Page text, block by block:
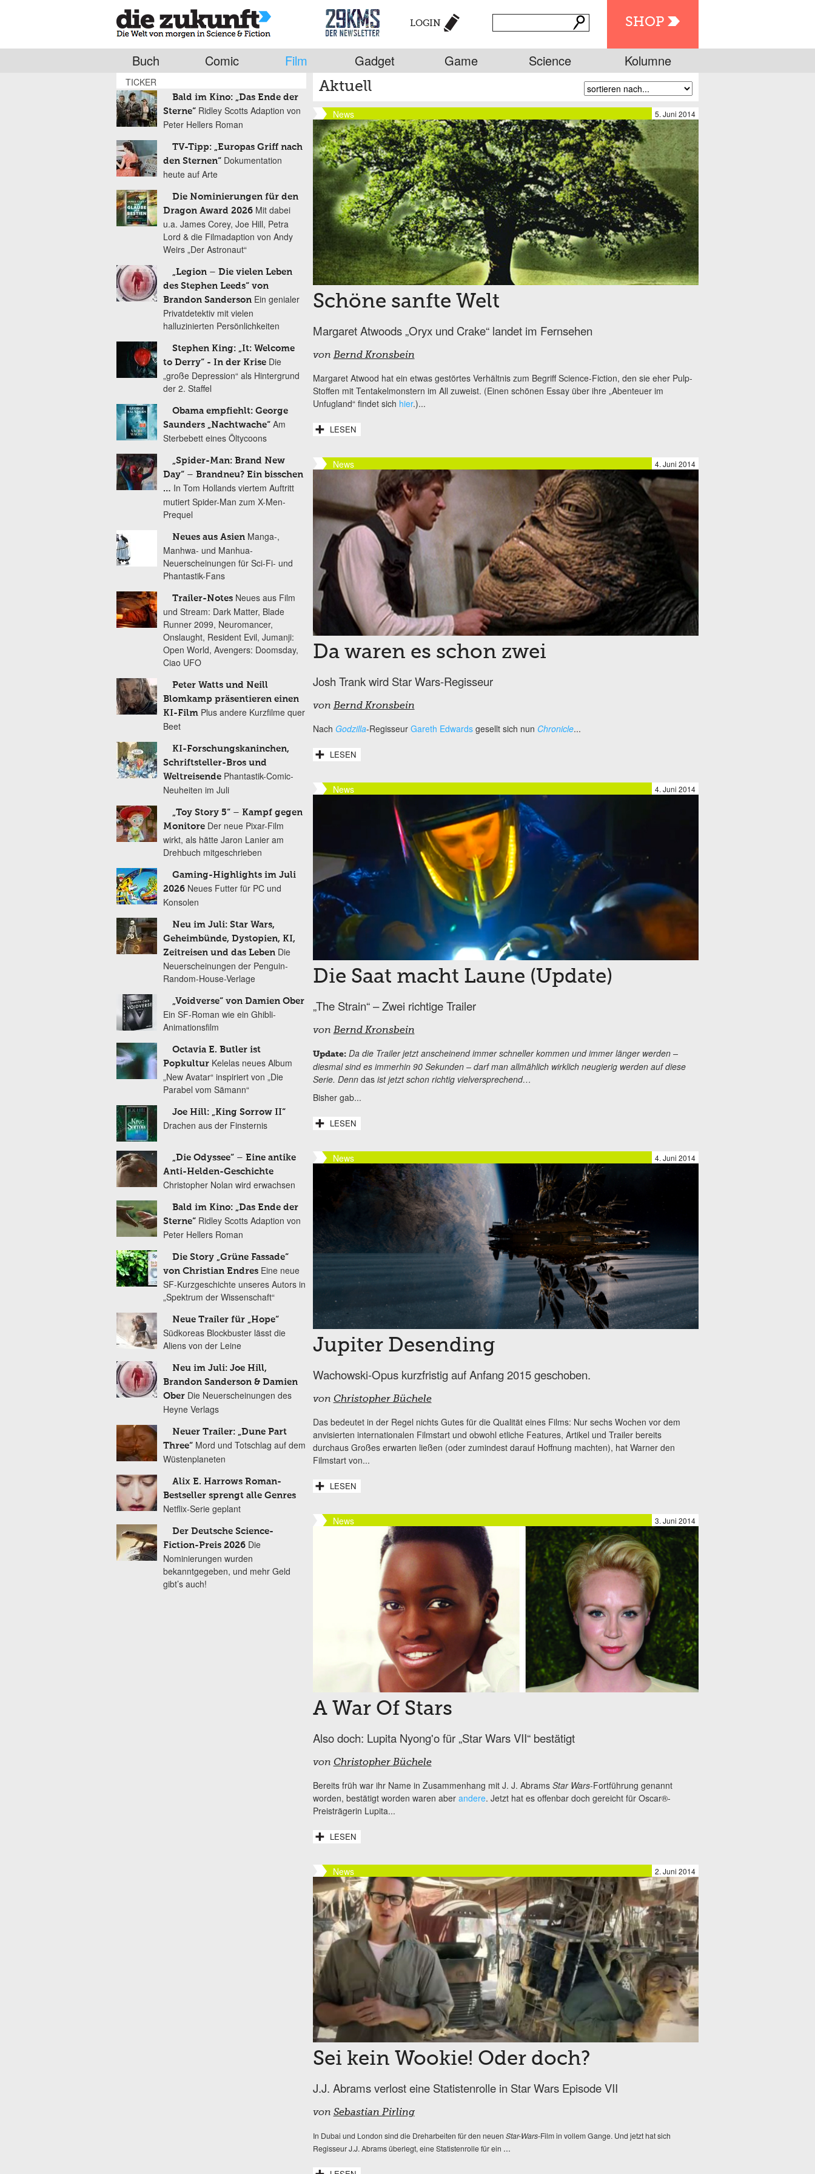
SHOP
LOGIN
Buch Comic Film Gadget Game Science Kolumne
Aktuell
News 5. Juni 2014
Schöne sanfte Welt
Margaret Atwoods „Oryx und Crake“ landet im Fernsehen
von Bernd Kronsbein
Margaret Atwood hat ein etwas gestörtes Verhältnis zum Begriff Science-Fiction, den sie eher Pulp-
Stoffen mit Tentakelmonstern im All zuweist. (Einen schönen Essay über ihre „Abenteuer im
Unfugland“ findet sich hier.)...
LESEN
News 4. Juni 2014
Da waren es schon zwei
Josh Trank wird Star Wars-Regisseur
von Bernd Kronsbein
Nach Godzilla-Regisseur Gareth Edwardsgesellt sich nun Chronicle...
LESEN
News 4. Juni 2014
Die Saat macht Laune (Update)
„The Strain“ – Zwei richtige Trailer
von Bernd Kronsbein
Update: Da die Trailer jetzt anscheinend immer schneller kommen und immer länger werden –
diesmal sind es immerhin 90 Sekunden – darf man allmählich wirklich neugierig werden auf diese
Serie. Denn dasist jetzt schon richtig vielversprechend…
Bisher gab...
LESEN
News 4. Juni 2014
Jupiter Desending
Wachowski-Opus kurzfristig auf Anfang 2015 geschoben.
von Christopher Büchele
Das bedeutet in der Regel nichts Gutes für die Qualität eines Films: Nur sechs Wochen vor dem
anvisierten internationalen Filmstart und obwohl etliche Features, Artikel und Trailer bereits
durchaus Großes erwarten ließen (oder zumindest darauf Hoffnung machten), hat Warner den
Filmstart von...
LESEN
News 3. Juni 2014
A War Of Stars
Also doch: Lupita Nyong'o für „Star Wars VII“ bestätigt
von Christopher Büchele
Bereits früh war ihr Name in Zusammenhang mit J. J. Abrams Star Wars-Fortführung genannt
worden, bestätigt worden waren aber andere. Jetzt hat es offenbar doch gereicht für Oscar®-
Preisträgerin Lupita...
LESEN
News 2. Juni 2014
Sei kein Wookie! Oder doch?
J.J. Abrams verlost eine Statistenrolle in Star Wars Episode VII
von Sebastian Pirling
In Dubai und London sind die Dreharbeiten für den neuen Star-Wars-Film in vollem Gange. Und jetzt hat sich
Regisseur J.J. Abrams überlegt, eine Statistenrolle für ein ...
TICKER
Bald im Kino: „Das Ende der
Sterne“ Ridley Scotts Adaption von
Peter Hellers Roman
TV-Tipp: „Europas Griff nach
den Sternen“ Dokumentation
heute auf Arte
Die Nominierungen für den
Dragon Award 2026 Mit dabei
u.a. James Corey, Joe Hill, Petra
Lord & die Filmadaption von Andy
Weirs „Der Astronaut“
„Legion – Die vielen Leben
des Stephen Leeds“ von
Brandon Sanderson Ein genialer
Privatdetektiv mit vielen
halluzinierten Persönlichkeiten
Stephen King: „It: Welcome
to Derry“ - In der Krise Die
„große Depression“ als Hintergrund
der 2. Staffel
Obama empfiehlt: George
Saunders „Nachtwache“ Am
Sterbebett eines Öltycoons
„Spider-Man: Brand New
Day“ – Brandneu? Ein bisschen
… In Tom Hollands viertem Auftritt
mutiert Spider-Man zum X-Men-
Prequel
Neues aus Asien Manga-,
Manhwa- und Manhua-
Neuerscheinungen für Sci-Fi- und
Phantastik-Fans
Trailer-Notes Neues aus Film
und Stream: Dark Matter, Blade
Runner 2099, Neuromancer,
Onslaught, Resident Evil, Jumanji:
Open World, Avengers: Doomsday,
Ciao UFO
Peter Watts und Neill
Blomkamp präsentieren einen
KI-Film Plus andere Kurzfilme quer
Beet
KI-Forschungskaninchen,
Schriftsteller-Bros und
Weltreisende Phantastik-Comic-
Neuheiten im Juli
„Toy Story 5“ – Kampf gegen
Monitore Der neue Pixar-Film
wirkt, als hätte Jaron Lanier am
Drehbuch mitgeschrieben
Gaming-Highlights im Juli
2026 Neues Futter für PC und
Konsolen
Neu im Juli: Star Wars,
Geheimbünde, Dystopien, KI,
Zeitreisen und das Leben Die
Neuerscheinungen der Penguin-
Random-House-Verlage
„Voidverse“ von Damien Ober
Ein SF-Roman wie ein Ghibli-
Animationsfilm
Octavia E. Butler ist
Popkultur Kelelas neues Album
„New Avatar“ inspiriert von „Die
Parabel vom Sämann“
Joe Hill: „King Sorrow II“
Drachen aus der Finsternis
„Die Odyssee“ – Eine antike
Anti-Helden-Geschichte
Christopher Nolan wird erwachsen
Bald im Kino: „Das Ende der
Sterne“ Ridley Scotts Adaption von
Peter Hellers Roman
Die Story „Grüne Fassade“
von Christian Endres Eine neue
SF-Kurzgeschichte unseres Autors in
„Spektrum der Wissenschaft“
Neue Trailer für „Hope“
Südkoreas Blockbuster lässt die
Aliens von der Leine
Neu im Juli: Joe Hill,
Brandon Sanderson & Damien
Ober Die Neuerscheinungen des
Heyne Verlags
Neuer Trailer: „Dune Part
Three“ Mord und Totschlag auf dem
Wüstenplaneten
Alix E. Harrows Roman-
Bestseller sprengt alle Genres
Netflix-Serie geplant
Der Deutsche Science-
Fiction-Preis 2026 Die
Nominierungen wurden
bekanntgegeben, und mehr Geld
gibt’s auch!